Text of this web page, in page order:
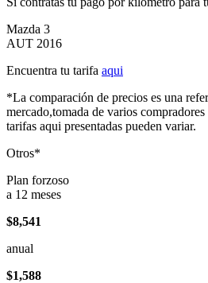
Mazda 3
AUT 2016
Encuentra tu tarifa aqui
*La comparación de precios es una
mercado,tomada de varios
tarifas aqui presentadas pueden variar.
Otros*
Plan forzoso
a 12 meses
$8,541
anual
$1,588